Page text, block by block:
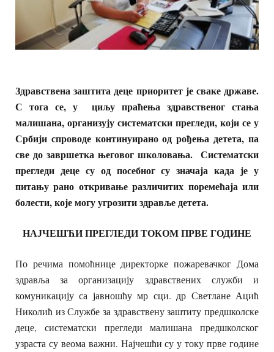
Здравствена заштита деце приоритет је сваке државе.
С тога се, у циљу праћења здравственог стања
малишана, организују систематски прегледи, који се у
Србији спроводе континуирано од рођења детета, па
све до завршетка његовог школовања. Систематски
прегледи деце су од посебног су значаја када је у
питању рано откривање различитих поремећаја или
болести, које могу угрозити здравље детета.
НАЈЧЕШЋИ ПРЕГЛЕДИ ТОКОМ ПРВЕ ГОДИНЕ
По речима помоћнице директорке пожаревачког Дома
здравља за организацију здравствених служби и
комуникацију са јавношћу мр сци. др Светлане Ацић
Николић из Службе за здравствену заштиту предшколске
деце, систематски прегледи малишана предшколског
узраста су веома важни. Најчешћи су у току прве године